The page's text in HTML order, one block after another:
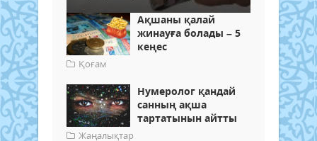
Ақшаны қалай
жинауға болады – 5
кеңес
Қоғам
Нумеролог қандай
санның ақша
тартатынын айтты
Жаңалықтар